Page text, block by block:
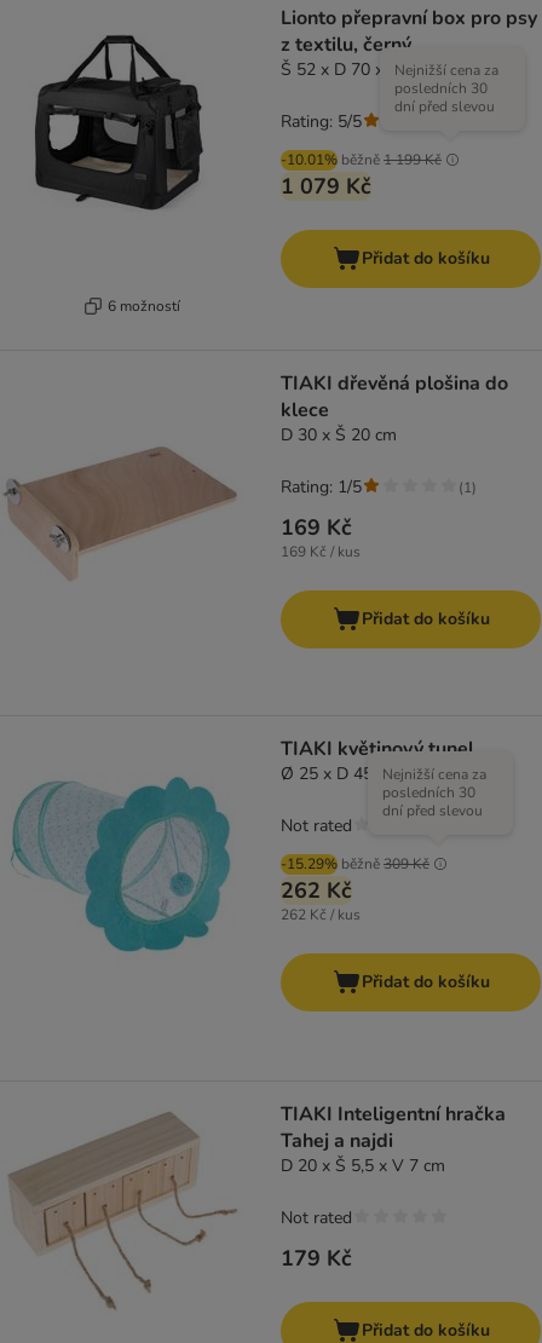
6 možností
Lionto přepravní box pro psy
z textilu, černý
Š 52 x D 70 x V 50 cm
-10.01% běžně1 199 Kč
Nejnižší cena za
posledních 30
dní před slevou
1 079 Kč
Rating: 5/5
Přidat do košíku
TIAKI dřevěná plošina do
klece
D 30 x Š 20 cm
169 Kč
169 Kč / kus
Rating: 1/5 (1)
Přidat do košíku
TIAKI květinový tunel
Ø 25 x D 45 cm
-15.29% běžně309 Kč
Nejnižší cena za
posledních 30
dní před slevou
262 Kč
262 Kč / kus
Not rated
Přidat do košíku
TIAKI Inteligentní hračka
Tahej a najdi
D 20 x Š 5,5 x V 7 cm
179 Kč
Not rated
Přidat do košíku